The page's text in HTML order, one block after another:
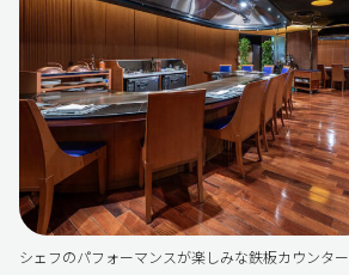
シェフのパフォーマンスが楽しみな鉄板カウンター